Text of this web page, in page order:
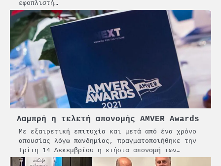
εφοπλιστή…
Λαμπρή η τελετή απονομής AMVER Awards
Mε εξαιρετική επιτυχία και μετά από ένα χρόνο
απουσίας λόγω πανδημίας, πραγματοποιήθηκε την
Τρίτη 14 Δεκεμβρίου η ετήσια απονομή των…